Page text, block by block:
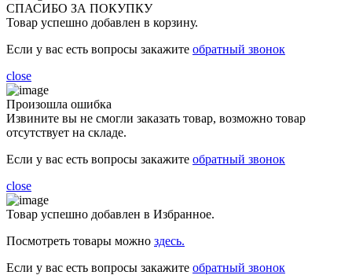
СПАСИБО ЗА ПОКУПКУ
Товар успешно добавлен в корзину.
Если у вас есть вопросы закажите обратный звонок
close
Произошла ошибка
Извините вы не смогли заказать товар, возможно товар
отсутствует на складе.
Если у вас есть вопросы закажите обратный звонок
close
Товар успешно добавлен в Избранное.
Посмотреть товары можно здесь.
Если у вас есть вопросы закажите обратный звонок